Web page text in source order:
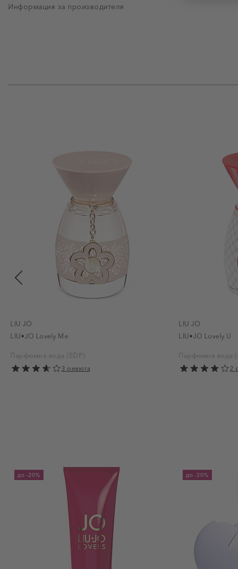
Информация за производителя
LIU JO
LIU•JO Lovely Me
Парфюмна вода (EDP)
3 ревюта
LIU JO
LIU•JO Lovely U
Парфюмна вода
2
до -20% до -20%